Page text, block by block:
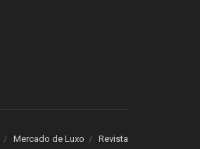
Mercado de Luxo Revista